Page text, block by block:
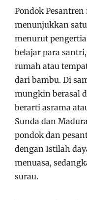
Pondok
menunjukkan
menurut
belajar para
rumah atau
dari bambu. Di
mungkin berasal
berarti asrama
Sunda dan
pondok dan
dengan Istilah
menuasa,
surau.